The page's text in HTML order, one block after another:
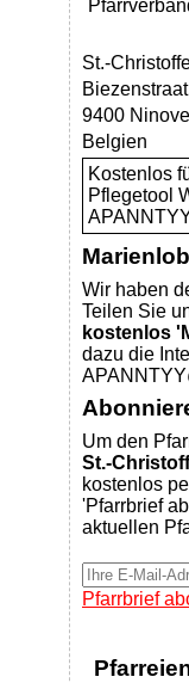
St.-
9400 Ninove
Belgien
Kostenlos
Pflegetool
Wir haben
Teilen Sie
kostenlos
dazu die
Um den
St.-
kostenlos
'Pfarrbrief
aktuellen
Pfarrbrief